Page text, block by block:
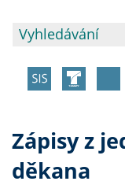
Zápisy z
děkana